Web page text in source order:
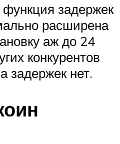
задержек
расширена
аж до 24
конкурентов
задержек нет.